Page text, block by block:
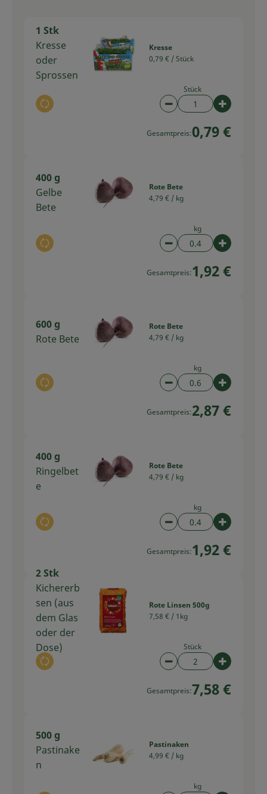
1 Stk
Kresse
oder
Sprossen
Auswahl ändern
Kresse
0,79 € /Stück
Stück
Artikelanzahl
Gesamtpreis:0,79 €
400 g
Gelbe
Bete
Auswahl ändern
Rote Bete
4,79 € / kg
kg
Artikelanzahl
Gesamtpreis:1,92 €
600 g
Rote Bete
Auswahl ändern
Rote Bete
4,79 € / kg
kg
Artikelanzahl
Gesamtpreis:2,87 €
400 g
Ringelbet
e
Auswahl ändern
Rote Bete
4,79 € / kg
kg
Artikelanzahl
Gesamtpreis:1,92 €
2 Stk
Kichererb
sen (aus
dem Glas
oder der
Dose)
Auswahl ändern
Rote Linsen 500g
7,58 € / 1kg
Stück
Artikelanzahl
Gesamtpreis:7,58 €
500 g
Pastinake
n
Pastinaken
4,99 € / kg
kg